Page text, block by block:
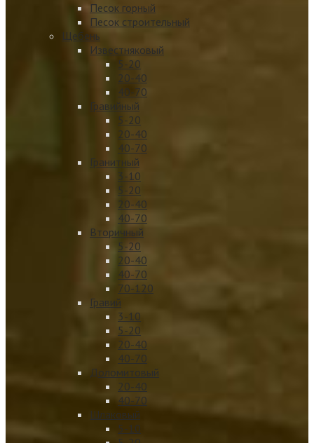
Песок горный
Песок строительный
Щебень
Известняковый
5-20
20-40
40-70
Гравийный
5-20
20-40
40-70
Гранитный
3-10
5-20
20-40
40-70
Вторичный
5-20
20-40
40-70
70-120
Гравий
3-10
5-20
20-40
40-70
Доломитовый
20-40
40-70
Шлаковый
5-10